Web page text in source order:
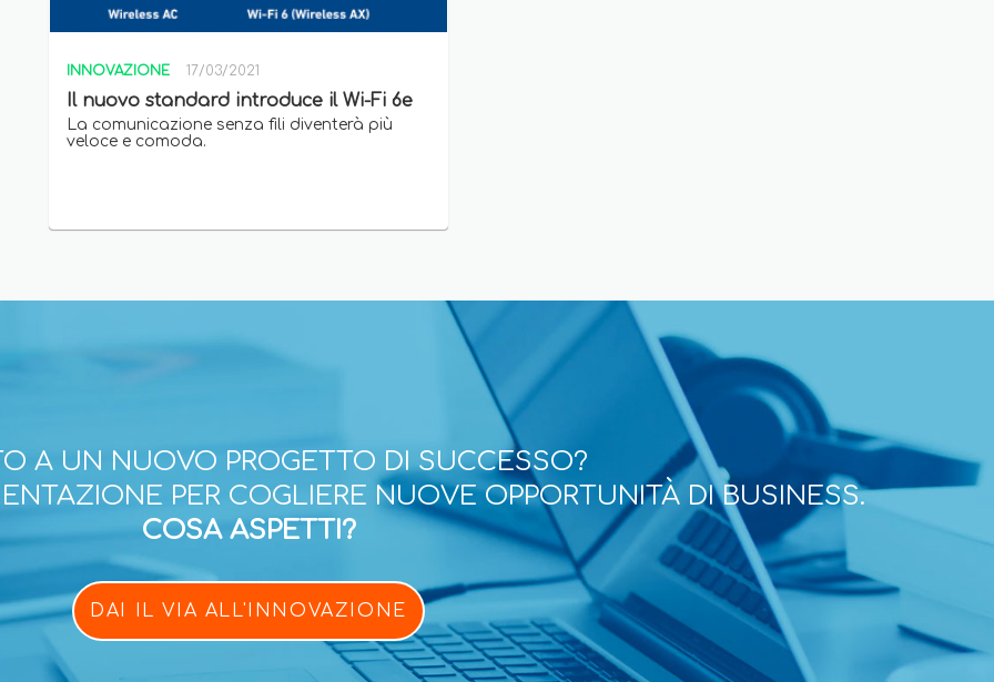
INNOVAZIONE 17/03/2021
Il nuovo standard introduce il Wi-Fi 6e
La comunicazione senza fili diventerà più
veloce e comoda.
A UN NUOVO PROGETTO DI SUCCESSO?
PER COGLIERE NUOVE OPPORTUNITÀ DI BUSINESS.
COSA ASPETTI?
DAI IL VIA ALL'INNOVAZIONE